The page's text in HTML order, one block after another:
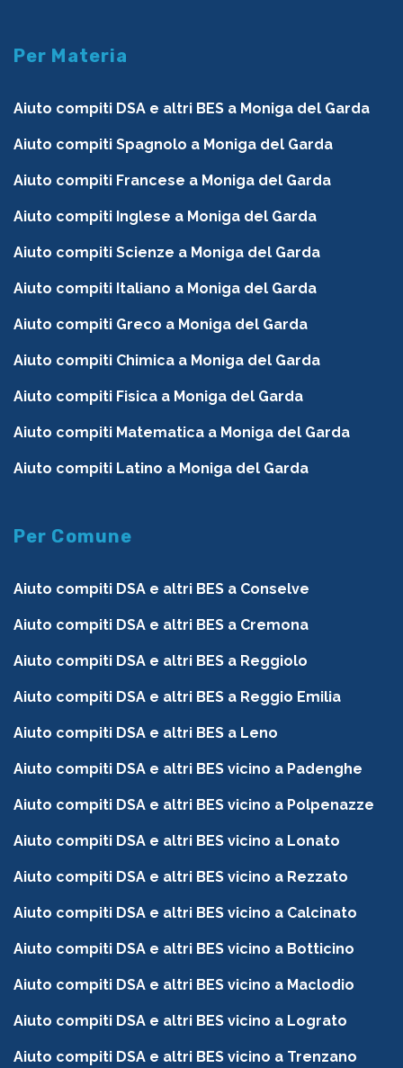
Per Materia
Aiuto compiti DSA e altri BES a Moniga del Garda
Aiuto compiti Spagnolo a Moniga del Garda
Aiuto compiti Francese a Moniga del Garda
Aiuto compiti Inglese a Moniga del Garda
Aiuto compiti Scienze a Moniga del Garda
Aiuto compiti Italiano a Moniga del Garda
Aiuto compiti Greco a Moniga del Garda
Aiuto compiti Chimica a Moniga del Garda
Aiuto compiti Fisica a Moniga del Garda
Aiuto compiti Matematica a Moniga del Garda
Aiuto compiti Latino a Moniga del Garda
Per Comune
Aiuto compiti DSA e altri BES a Conselve
Aiuto compiti DSA e altri BES a Cremona
Aiuto compiti DSA e altri BES a Reggiolo
Aiuto compiti DSA e altri BES a Reggio Emilia
Aiuto compiti DSA e altri BES a Leno
Aiuto compiti DSA e altri BES vicino a Padenghe
Aiuto compiti DSA e altri BES vicino a Polpenazze
Aiuto compiti DSA e altri BES vicino a Lonato
Aiuto compiti DSA e altri BES vicino a Rezzato
Aiuto compiti DSA e altri BES vicino a Calcinato
Aiuto compiti DSA e altri BES vicino a Botticino
Aiuto compiti DSA e altri BES vicino a Maclodio
Aiuto compiti DSA e altri BES vicino a Lograto
Aiuto compiti DSA e altri BES vicino a Trenzano